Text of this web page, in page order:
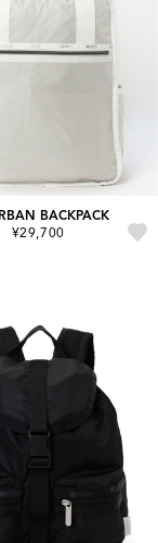
BACKPACK
¥29,700